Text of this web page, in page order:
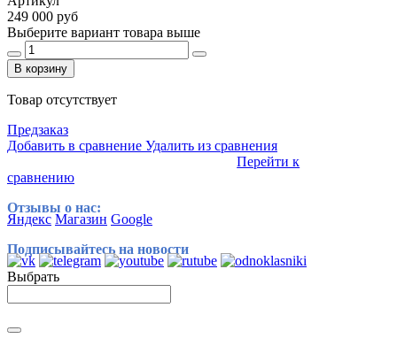
249 000 руб
Выберите вариант товара выше
В корзину
Товар отсутствует
Предзаказ
Добавить в сравнение Удалить из сравнения
Перейти к
сравнению
Отзывы о нас:
Яндекс Магазин Google
Подписывайтесь на новости
Выбрать